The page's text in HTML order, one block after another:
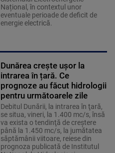
Național, în contextul unor
eventuale perioade de deficit de
energie electrică.
Dunărea crește ușor la
intrarea în țară. Ce
prognoze au făcut hidrologii
pentru următoarele zile
Debitul Dunării, la intrarea în ţară,
se situa, vineri, la 1.400 mc/s, însă
va exista o tendinţă de creştere
până la 1.450 mc/s, la jumătatea
săptămânii viitoare, reiese din
prognoza publicată de Institutul